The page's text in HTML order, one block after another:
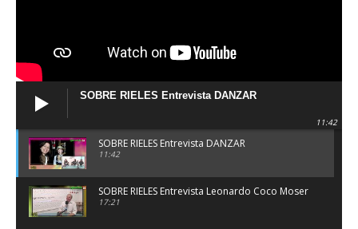
SOBRE RIELES Entrevista DANZAR
11:42
SOBRE RIELES Entrevista DANZAR
11:42
SOBRE RIELES Entrevista Leonardo Coco Moser
17:21